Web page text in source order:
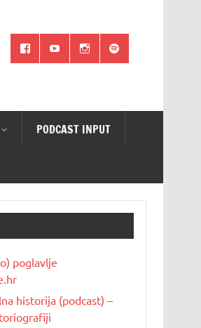
PODCAST INPUT
poglavlje
historija (podcast) –